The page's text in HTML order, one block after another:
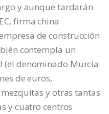
y aunque tardarán
firma china
de construcción
contempla un
(el denominado Murcia
de euros,
y otras tantas
y cuatro centros